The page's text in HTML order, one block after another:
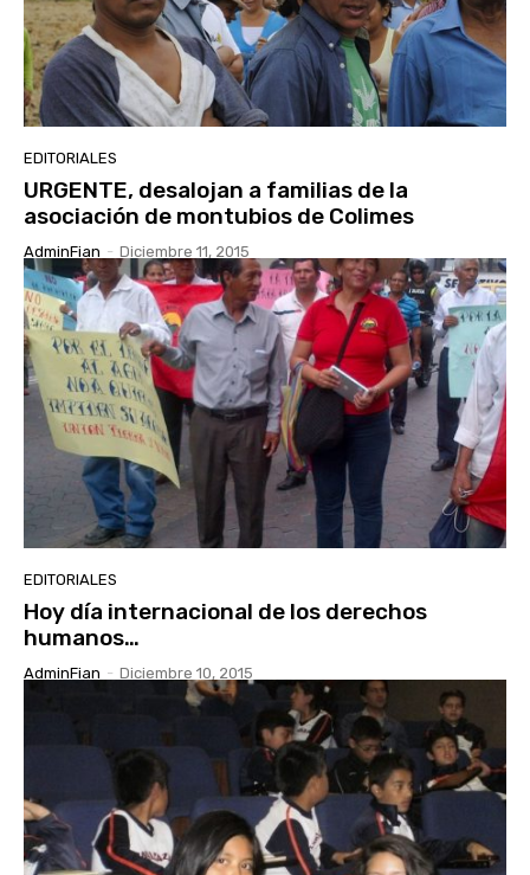
EDITORIALES
URGENTE, desalojan a familias de la
asociación de montubios de Colimes
AdminFian - Diciembre 11, 2015
EDITORIALES
Hoy día internacional de los derechos
humanos…
AdminFian - Diciembre 10, 2015